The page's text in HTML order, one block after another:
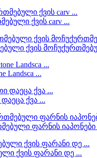
ქვის carv ...
ქვის
Landsca ...
ქვა ...
ფარნის იაპონები
ქვის ფარანი დე ...